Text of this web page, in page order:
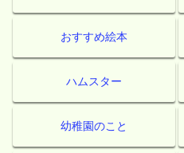
おすすめ絵本
ハムスター
幼稚園のこと